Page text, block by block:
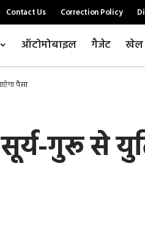
Contact Us Correction Policy
ऑटोमोबाइल गैजेट खेल
पैसा
गुरू से